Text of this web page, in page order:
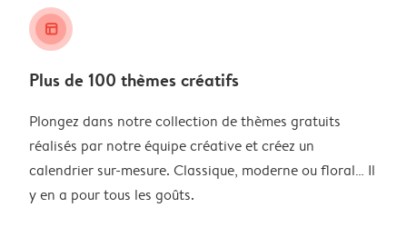
layout_alt
Plus de 100 thèmes créatifs
Plongez dans notre collection de thèmes gratuits
réalisés par notre équipe créative et créez un
calendrier sur-mesure. Classique, moderne ou floral… Il
y en a pour tous les goûts.